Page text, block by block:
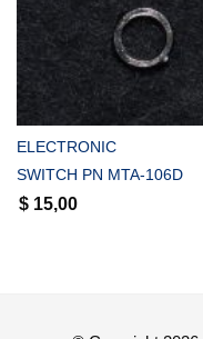
ELECTRONIC
SWITCH PN MTA-106D
$ 15,00